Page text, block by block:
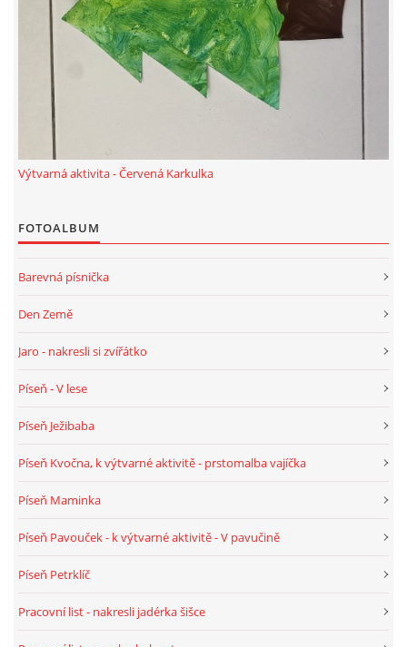
Výtvarná aktivita - Červená Karkulka
FOTOALBUM
Barevná písnička
Den Země
Jaro - nakresli si zvířátko
Píseň - V lese
Píseň Ježibaba
Píseň Kvočna, k výtvarné aktivitě - prstomalba vajíčka
Píseň Maminka
Píseň Pavouček - k výtvarné aktivitě - V pavučině
Píseň Petrklíč
Pracovní list - nakresli jadérka šišce